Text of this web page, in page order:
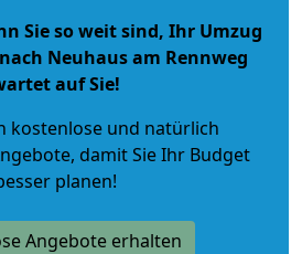
Sie so weit sind, Ihr Umzug
Neuhaus am Rennweg
auf Sie!
kostenlose und natürlich
, damit Sie Ihr Budget
planen!
Angebote erhalten